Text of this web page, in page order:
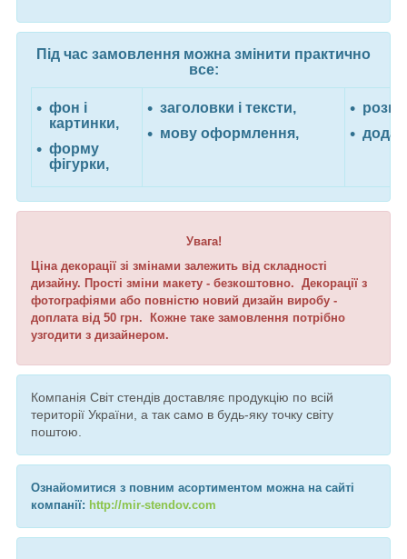
Під час замовлення можна змінити практично
все:
фон і
картинки,
форму
фігурки,
заголовки і тексти,
мову оформлення,
Увага!
Ціна декорації зі змінами залежить від складності
дизайну. Прості зміни макету - безкоштовно. Декорації з
фотографіями або повністю новий дизайн виробу -
доплата від 50 грн. Кожне таке замовлення потрібно
узгодити з дизайнером.
Компанія Світ стендів доставляє продукцію по всій
території України, а так само в будь-яку точку світу
поштою.
Ознайомитися з повним асортиментом можна на сайті
компанії: http://mir-stendov.com